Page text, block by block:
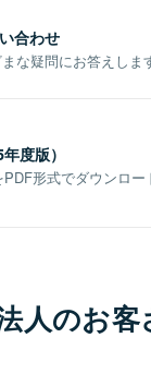
合わせ
な疑問にお答えしま
度版）
形式でダウンロー
人のお客